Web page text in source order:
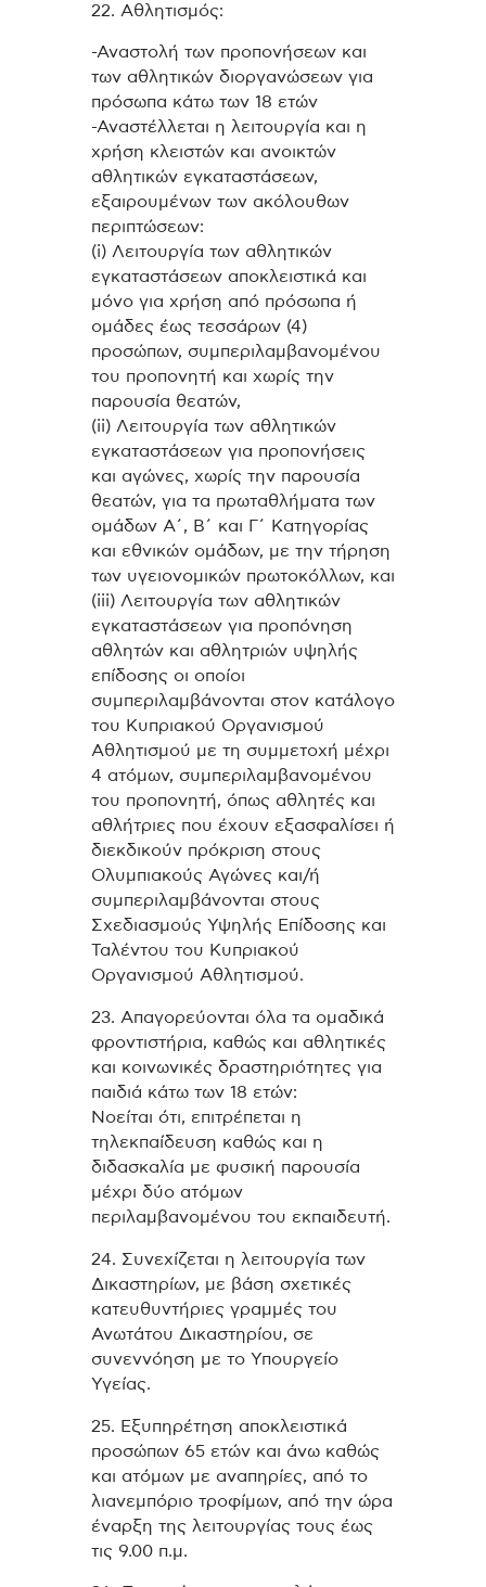
22. Αθλητισμός:
-Αναστολή των προπονήσεων και
των αθλητικών διοργανώσεων για
πρόσωπα κάτω των 18 ετών
-Αναστέλλεται η λειτουργία και η
χρήση κλειστών και ανοικτών
αθλητικών εγκαταστάσεων,
εξαιρουμένων των ακόλουθων
περιπτώσεων:
(i) Λειτουργία των αθλητικών
εγκαταστάσεων αποκλειστικά και
μόνο για χρήση από πρόσωπα ή
ομάδες έως τεσσάρων (4)
προσώπων, συμπεριλαμβανομένου
του προπονητή και χωρίς την
παρουσία θεατών,
(ii) Λειτουργία των αθλητικών
εγκαταστάσεων για προπονήσεις
και αγώνες, χωρίς την παρουσία
θεατών, για τα πρωταθλήματα των
ομάδων Α΄, Β΄ και Γ΄ Κατηγορίας
και εθνικών ομάδων, με την τήρηση
των υγειονομικών πρωτοκόλλων, και
(iii) Λειτουργία των αθλητικών
εγκαταστάσεων για προπόνηση
αθλητών και αθλητριών υψηλής
επίδοσης οι οποίοι
συμπεριλαμβάνονται στον κατάλογο
του Κυπριακού Οργανισμού
Αθλητισμού με τη συμμετοχή μέχρι
4 ατόμων, συμπεριλαμβανομένου
του προπονητή, όπως αθλητές και
αθλήτριες που έχουν εξασφαλίσει ή
διεκδικούν πρόκριση στους
Ολυμπιακούς Αγώνες και/ή
συμπεριλαμβάνονται στους
Σχεδιασμούς Υψηλής Επίδοσης και
Ταλέντου του Κυπριακού
Οργανισμού Αθλητισμού.
23. Απαγορεύονται όλα τα ομαδικά
φροντιστήρια, καθώς και αθλητικές
και κοινωνικές δραστηριότητες για
παιδιά κάτω των 18 ετών:
Νοείται ότι, επιτρέπεται η
τηλεκπαίδευση καθώς και η
διδασκαλία με φυσική παρουσία
μέχρι δύο ατόμων
περιλαμβανομένου του εκπαιδευτή.
24. Συνεχίζεται η λειτουργία των
Δικαστηρίων, με βάση σχετικές
κατευθυντήριες γραμμές του
Ανωτάτου Δικαστηρίου, σε
συνεννόηση με το Υπουργείο
Υγείας.
25. Εξυπηρέτηση αποκλειστικά
προσώπων 65 ετών και άνω καθώς
και ατόμων με αναπηρίες, από το
λιανεμπόριο τροφίμων, από την ώρα
έναρξη της λειτουργίας τους έως
τις 9.00 π.μ.